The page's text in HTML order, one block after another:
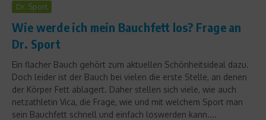
Dr. Sport
Wie werde ich mein Bauchfett los? Frage an
Dr. Sport
Ein flacher Bauch gehört zum aktuellen Schönheitsideal dazu.
Doch leider ist der Bauch bei vielen die erste Stelle, an denen
der Körper Fett ablagert. Daher stellen sich viele, wie auch
netzathletin Vica, die Frage, wie und mit welchem Sport man
sein Bauchfett schnell und einfach loswerden kann....